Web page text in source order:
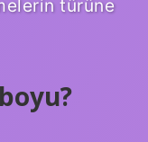
türüne